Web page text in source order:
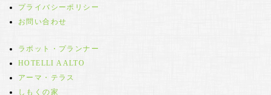
プライバシーポリシー
お問い合わせ
ラボット・プランナー
HOTELLI AALTO
アーマ・テラス
しもくの家